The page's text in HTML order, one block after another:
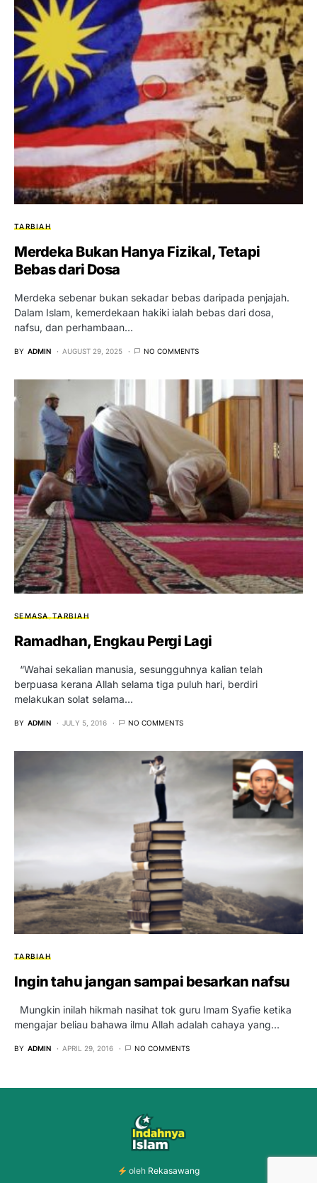
TARBIAH
Merdeka Bukan Hanya Fizikal, Tetapi
Bebas dari Dosa
Merdeka sebenar bukan sekadar bebas daripada penjajah.
Dalam Islam, kemerdekaan hakiki ialah bebas dari dosa,
nafsu, dan perhambaan…
BY ADMIN AUGUST 29, 2025 NO COMMENTS
SEMASA TARBIAH
Ramadhan, Engkau Pergi Lagi
“Wahai sekalian manusia, sesungguhnya kalian telah
berpuasa kerana Allah selama tiga puluh hari, berdiri
melakukan solat selama…
BY ADMIN JULY 5, 2016 NO COMMENTS
TARBIAH
Ingin tahu jangan sampai besarkan nafsu
Mungkin inilah hikmah nasihat tok guru Imam Syafie ketika
mengajar beliau bahawa ilmu Allah adalah cahaya yang…
BY ADMIN APRIL 29, 2016 NO COMMENTS
oleh Rekasawang